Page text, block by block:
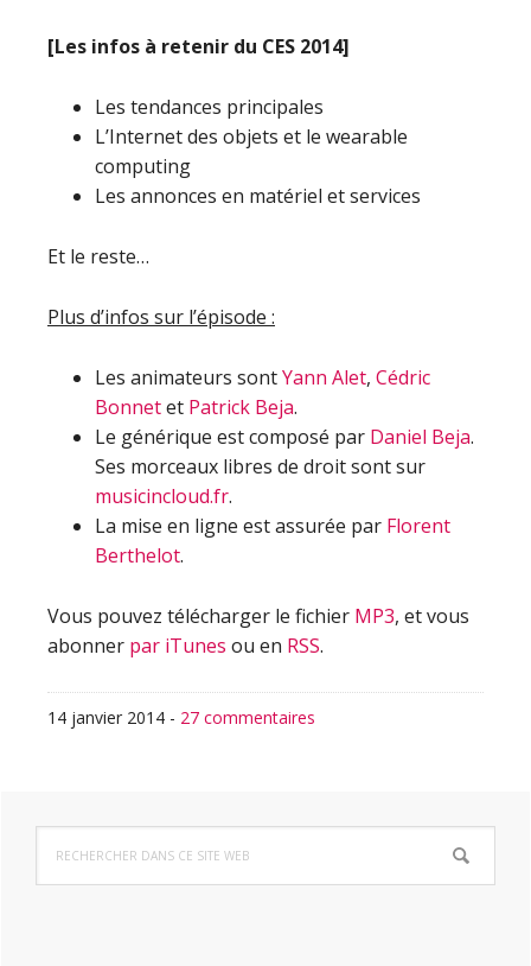
[Les infos à retenir du CES 2014]
Les tendances principales
L’Internet des objets et le wearable
computing
Les annonces en matériel et services
Et le reste…
Plus d’infos sur l’épisode :
Les animateurs sontYann Alet, Cédric
Bonnetet Patrick Beja.
Le générique est composé par Daniel Beja.
Ses morceaux libres de droit sont sur
musicincloud.fr.
La mise en ligne est assurée par Florent
Berthelot.
Vous pouvez télécharger le fichier MP3, et vous
abonner par iTunes ou en RSS.
14 janvier 2014 - 27 commentaires
Barre
latérale
dans
ce